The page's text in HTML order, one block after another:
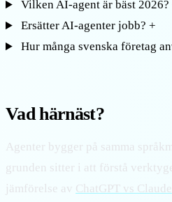
Vilken AI-agent är bäst 2026?
Ersätter AI-agenter jobb? +
Hur många svenska företag
Vad härnäst?
Agenter bygger på samma
grunden sitter i att förstå
jämförelse av ChatGPT vs Claude